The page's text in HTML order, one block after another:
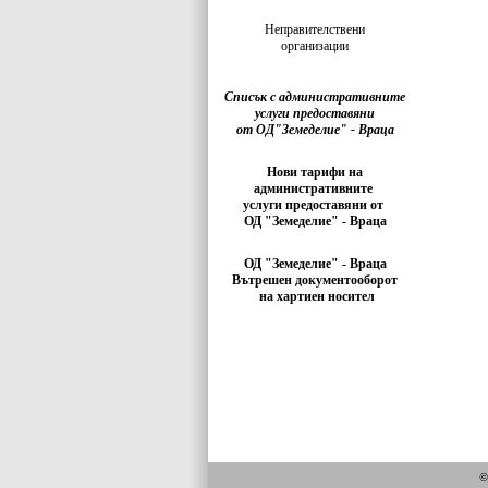
Неправителствени
организации
Списък с административните
услуги предоставяни
от ОД"Земеделие" - Враца
Нови тарифи на
административните
услуги предоставяни от
ОД "Земеделие" - Враца
ОД "Земеделие" - Враца
Вътрешен документооборот
на хартиен носител
©